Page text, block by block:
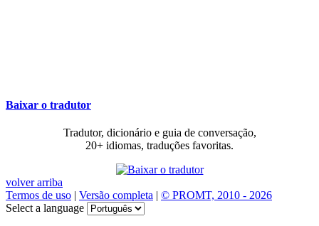
Baixar o tradutor
Tradutor, dicionário e guia de conversação,
20+ idiomas, traduções favoritas.
volver arriba
Termos de uso | Versão completa | © PROMT, 2010 - 2026
Select a language